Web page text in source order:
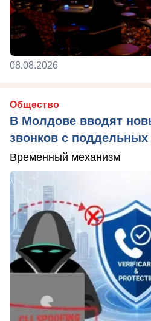
08.08.2026
Общество
В Молдове вводят
звонков с
Временный механизм